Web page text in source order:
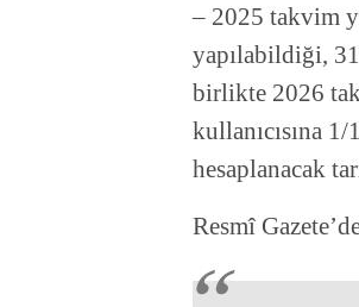
– 2025 takvim
yapılabildiği,
birlikte 2026
kullanıcısına
hesaplanacak
Resmî